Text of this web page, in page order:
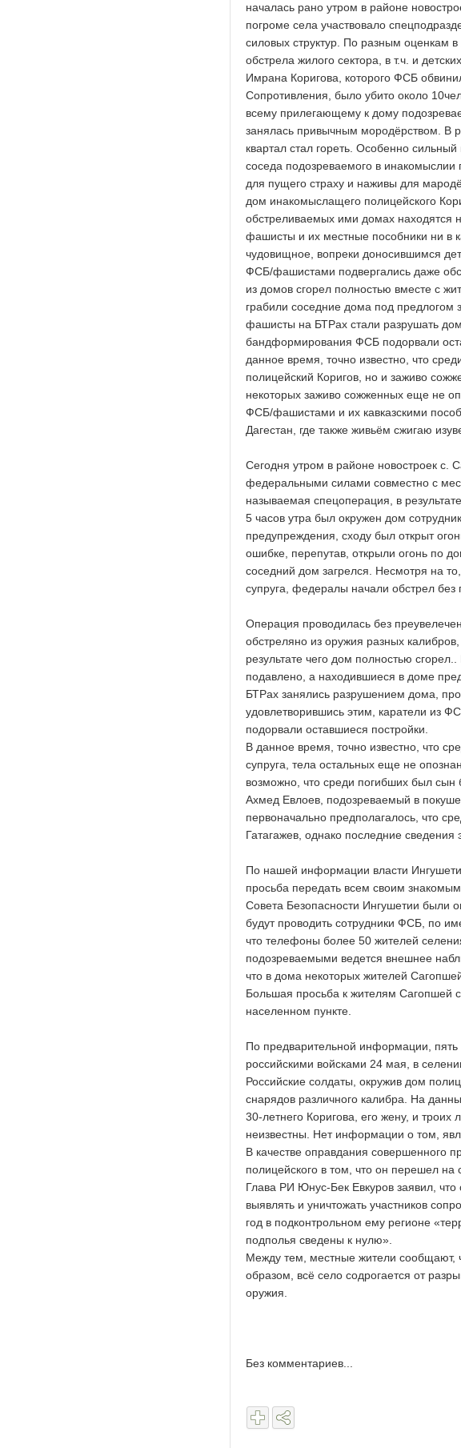
началась рано утром в районе
погроме села участвовало
силовых структур. По разным оценкам
обстрела жилого сектора, в т.ч. и
Имрана Коригова, которого ФСБ
Сопротивления, было убито около
всему прилегающему к дому
занялась привычным мородёрством. В
квартал стал гореть. Особенно
соседа подозреваемого в инакомыслии
для пущего страху и наживы для
дом инакомыслащего полицейского
обстреливаемых ими домах находятся
фашисты и их местные пособники ни в
чудовищное, вопреки доносившимся
ФСБ/фашистами подвергались даже
из домов сгорел полностью вместе с
грабили соседние дома под предлогом
фашисты на БТРах стали разрушать
бандформирования ФСБ подорвали
данное время, точно известно, что
полицейский Коригов, но и заживо
некоторых заживо сожженных еще не
ФСБ/фашистами и их кавказскими
Дагестан, где также живьём сжигаю
Сегодня утром в районе новостроек с.
федеральными силами совместно с
называемая спецоперация, в
5 часов утра был окружен дом
предупреждения, сходу был открыт
ошибке, перепутав, открыли огонь по
соседний дом загрелся. Несмотря на
супруга, федералы начали обстрел без
Операция проводилась без
обстреляно из оружия разных
результате чего дом полностью
подавлено, а находившиеся в доме
БТРах занялись разрушением дома,
удовлетворившись этим, каратели из
подорвали оставшиеся постройки.
В данное время, точно известно, что
супруга, тела остальных еще не
возможно, что среди погибших был сын
Ахмед Евлоев, подозреваемый в
первоначально предполагалось, что
Гатагажев, однако последние сведения
По нашей информации власти
просьба передать всем своим
Совета Безопасности Ингушетии были
будут проводить сотрудники ФСБ, по
что телефоны более 50 жителей
подозреваемыми ведется внешнее
что в дома некоторых жителей
Большая просьба к жителям Сагопшей
населенном пункте.
По предварительной информации,
российскими войсками 24 мая, в
Российские солдаты, окружив дом
снарядов различного калибра. На
30-летнего Коригова, его жену, и
неизвестны. Нет информации о том,
В качестве оправдания совершенного
полицейского в том, что он перешел на
Глава РИ Юнус-Бек Евкуров заявил,
выявлять и уничтожать участников
год в подконтрольном ему регионе
подполья сведены к нулю».
Между тем, местные жители сообщают,
образом, всё село содрогается от
оружия.
Без комментариев...